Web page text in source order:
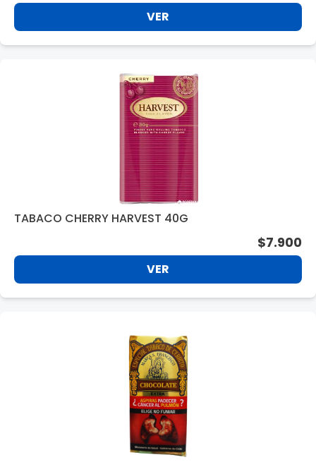
VER
TABACO CHERRY HARVEST 40G
$7.900
VER